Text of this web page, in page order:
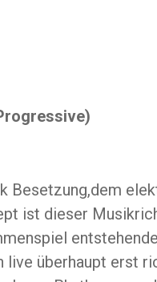
Besetzung,dem
ist dieser
überhaupt erst